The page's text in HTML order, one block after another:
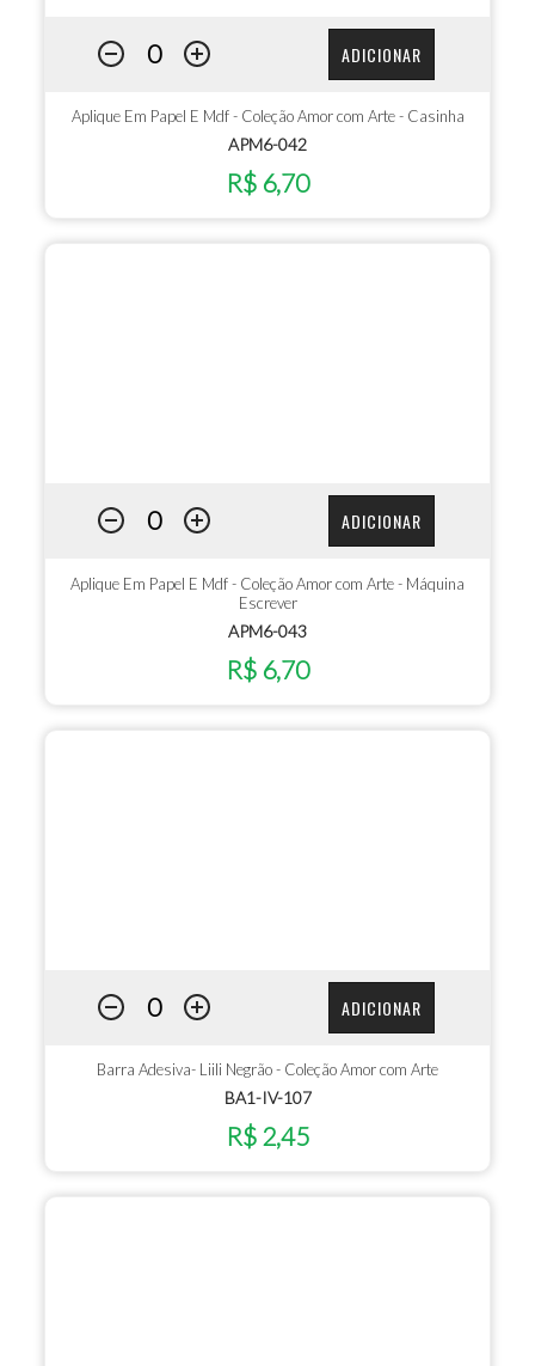
ADICIONAR
Aplique Em Papel E Mdf - Coleção Amor com Arte - Casinha
APM6-042
R$ 6,70
ADICIONAR
Aplique Em Papel E Mdf - Coleção Amor com Arte - Máquina
Escrever
APM6-043
R$ 6,70
ADICIONAR
Barra Adesiva- Liili Negrão - Coleção Amor com Arte
BA1-IV-107
R$ 2,45